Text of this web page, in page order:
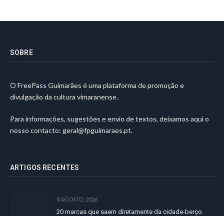
SOBRE
O FreePass Guimarães é uma plataforma de promoção e
divulgação da cultura vimaranense.
Para informações, sugestões e envio de textos, deixamos aqui o
nosso contacto: geral@fpguimaraes.pt.
ARTIGOS RECENTES
8 AGOSTO, 2026
20 marcas que saem diretamente da cidade-berço